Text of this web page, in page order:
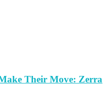
Their Move: Zerra